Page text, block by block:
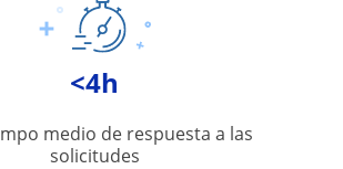
<4h
medio de respuesta a las
solicitudes